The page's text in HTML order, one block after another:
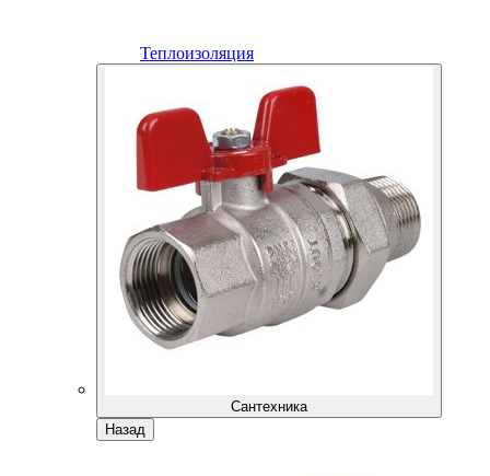
Теплоизоляция
Сантехника
Назад